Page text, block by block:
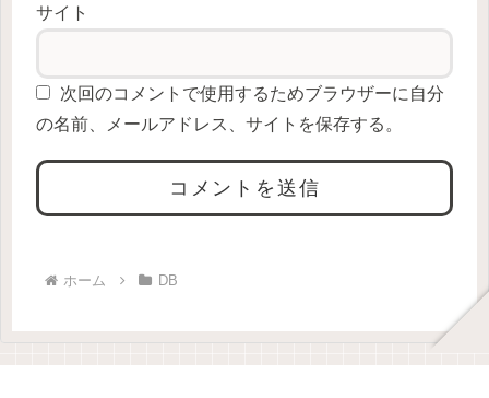
サイト
次回のコメントで使用するためブラウザーに自分
の名前、メールアドレス、サイトを保存する。
ホーム DB